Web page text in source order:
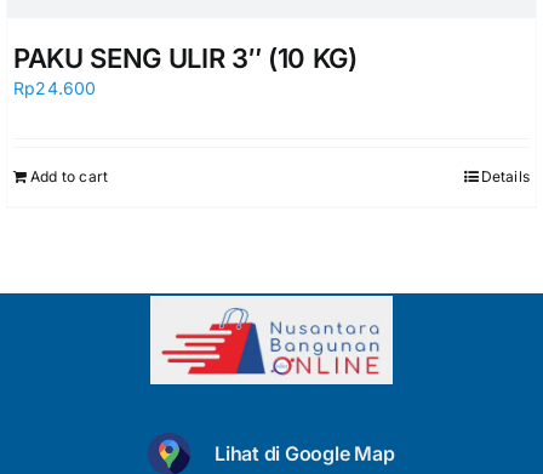
PAKU SENG ULIR 3″ (10 KG)
Rp24.600
Add to cart Details
Lihat di Google Map